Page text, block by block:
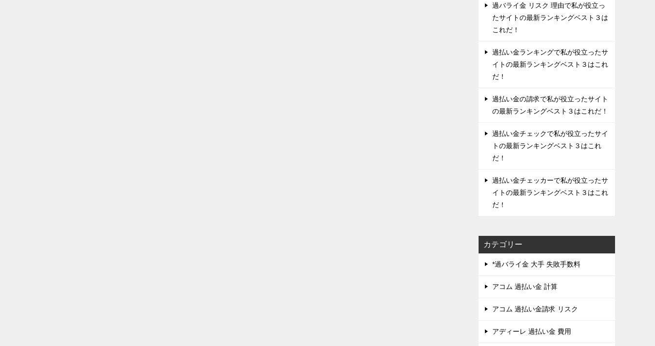
過バライ金 リスク 理由で私が役立っ
たサイトの最新ランキングベスト３は
これだ！
過払い金ランキングで私が役立ったサ
イトの最新ランキングベスト３はこれ
だ！
過払い金の請求で私が役立ったサイト
の最新ランキングベスト３はこれだ！
過払い金チェックで私が役立ったサイ
トの最新ランキングベスト３はこれ
だ！
過払い金チェッカーで私が役立ったサ
イトの最新ランキングベスト３はこれ
だ！
カテゴリー
*過バライ金 大手 失敗手数料
アコム 過払い金 計算
アコム 過払い金請求 リスク
アディーレ 過払い金 費用